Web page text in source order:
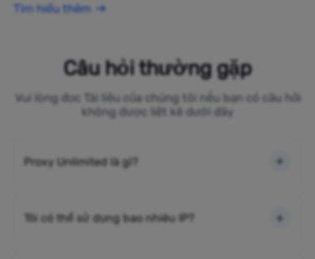
Tìm hiểu thêm
Câu hỏi thường gặp
Vui lòng đọc Tài liệu của chúng tôi nếu bạn có câu hỏi
không được liệt kê dưới đây
Proxy Unlimited là gì?
Tôi có thể sử dụng bao nhiêu IP?